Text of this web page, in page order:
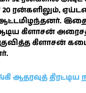
20 ரன்களிலும்,
கிளாசன்
கிளாசன்
ஆதரவுத் திரட்டிய